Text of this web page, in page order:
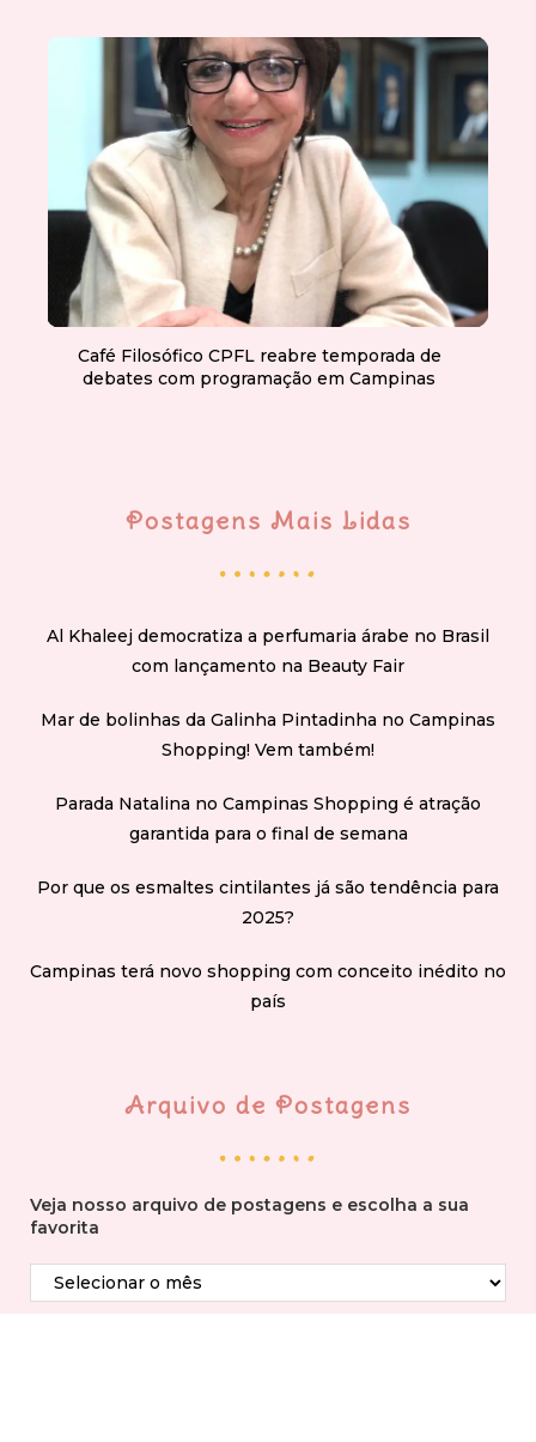
Café Filosófico CPFL reabre temporada de
debates com programação em Campinas
Postagens Mais Lidas
Al Khaleej democratiza a perfumaria árabe no Brasil
com lançamento na Beauty Fair
Mar de bolinhas da Galinha Pintadinha no Campinas
Shopping! Vem também!
Parada Natalina no Campinas Shopping é atração
garantida para o final de semana
Por que os esmaltes cintilantes já são tendência para
2025?
Campinas terá novo shopping com conceito inédito no
país
Arquivo de Postagens
Veja nosso arquivo de postagens e escolha a sua
favorita